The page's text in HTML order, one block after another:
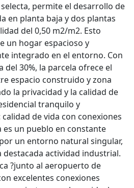
permite el desarrollo de
en planta baja y dos plantas
del 0,50 m2/m2. Esto
un hogar espacioso y
integrado en el entorno. Con
del 30%, la parcela ofrece el
espacio construido y zona
la privacidad y la calidad de
tranquilo y
de vida con conexiones
es un pueblo en constante
un entorno natural singular,
actividad industrial.
?junto al aeropuerto de
excelentes conexiones